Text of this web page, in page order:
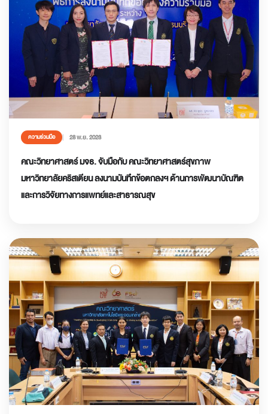
ความร่วมมือ 28 พ.ย. 2023
คณะวิทยาศาสตร์ มจธ. จับมือกับ คณะวิทยาศาสตร์สุขภาพ
มหาวิทยาลัยคริสเตียน ลงนามบันทึกข้อตกลงฯ ด้านการพัฒนาบัณฑิต
และการวิจัยทางการแพทย์และสาธารณสุข